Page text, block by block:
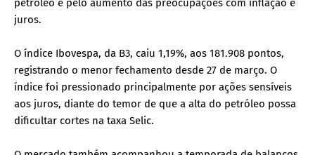
petróleo e pelo aumento das preocupações com inflação e
juros.
O índice Ibovespa, da B3, caiu 1,19%, aos 181.908 pontos,
registrando o menor fechamento desde 27 de março. O
índice foi pressionado principalmente por ações sensíveis
aos juros, diante do temor de que a alta do petróleo possa
dificultar cortes na taxa Selic.